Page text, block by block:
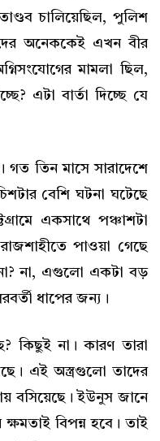
চালিয়েছিল, পুলিশ
অনেককেই এখন বীর
মামলা ছিল,
এটা বার্তা দিচ্ছে যে
গত তিন মাসে সারাদেশে
বেশি ঘটনা ঘটেছে
একসাথে পঞ্চাশটা
পাওয়া গেছে
না, এগুলো একটা বড়
ধাপের জন্য।
কিছুই না। কারণ তারা
এই অস্ত্রগুলো তাদের
বসিয়েছে। ইউনুস জানে
বিপন্ন হবে। তাই